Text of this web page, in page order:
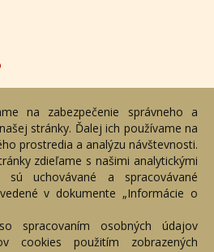
Slovenská republika
na zabezpečenie správneho a
stránky. Ďalej ich používame na
prostredia a analýzu návštevnosti.
zdieľame s našimi analytickými
uchovávané a spracovávané
v dokumente „Informácie o
spracovaním osobných údajov
cookies použitím zobrazených